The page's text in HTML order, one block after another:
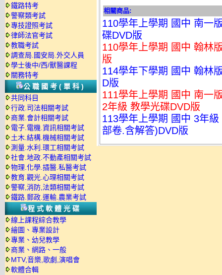
鐵路特考
警察類考試
專技證照考試
律師法官考試
教職考試
調查局.國安局.外交人員
學士後中/西/獸醫課程
關務特考
公職國考(單科)
共同科目
行政.司法相關考試
商業.會計相關考試
電子.電機.資訊相關考試
土木.結構.機械相關考試
測量.水利.環工相關考試
社會.地政.不動產相關考試
物理.化學.插醫.私醫考試
教育.觀光.心理相關考試
警察,消防,法類相關考試
鐵路.郵政.運輸.農業考試
程式軟體光碟
線上課程綜合教學
繪圖、專業設計
專業、幼兒教學
商業、網路、一般
MTV,音樂,歌劇,演唱會
軟體合輯
相關商品:
110學年上學期 國中 南一
碟DVD版
110學年上學期 國中 翰林
版
114學年下學期 國中 翰林
D版
111學年上學期 國中 南一
2年級 教學光碟DVD版
113學年上學期 國中 3年
部卷.含解答)DVD版